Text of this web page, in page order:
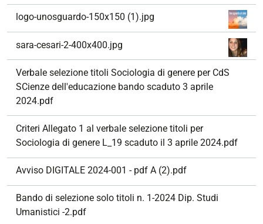
logo-unosguardo-150x150 (1).jpg
sara-cesari-2-400x400.jpg
Verbale selezione titoli Sociologia di genere per CdS
SCienze dell'educazione bando scaduto 3 aprile
2024.pdf
Criteri Allegato 1 al verbale selezione titoli per
Sociologia di genere L_19 scaduto il 3 aprile 2024.pdf
Avviso DIGITALE 2024-001 - pdf A (2).pdf
Bando di selezione solo titoli n. 1-2024 Dip. Studi
Umanistici -2.pdf